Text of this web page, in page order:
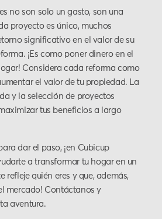
no son solo un gasto, son una
proyecto es único, muchos
significativo en el valor de su
¡Es como poner dinero en el
Considera cada reforma como
el valor de tu propiedad. La
y la selección de proyectos
tus beneficios a largo
dar el paso, ¡en Cubicup
a transformar tu hogar en un
refleje quién eres y que, además,
mercado! Contáctanos y
aventura.